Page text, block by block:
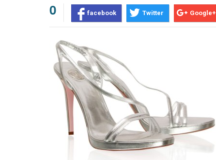
0 facebook Twitter Google+